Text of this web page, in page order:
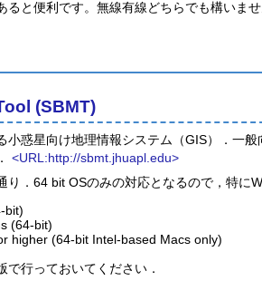
と便利です。無線有線どちらでも構いませ
(SBMT)
小惑星向け地理情報システム（GIS）．一
<URL:http://sbmt.jhuapl.edu>
り．64 bit OSのみの対応となるので，特に
bit)
(64-bit)
higher (64-bit Intel-based Macs only)
行っておいてください．